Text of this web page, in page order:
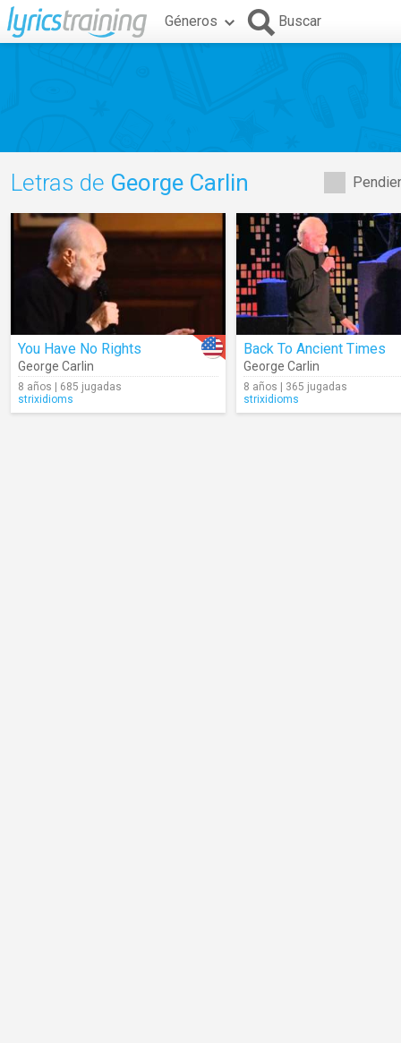
Géneros Buscar
Letras de George Carlin
You Have No Rights
George Carlin
8 años | 685 jugadas
strixidioms
Back To Ancient Times
George Carlin
8 años | 365 jugadas
strixidioms